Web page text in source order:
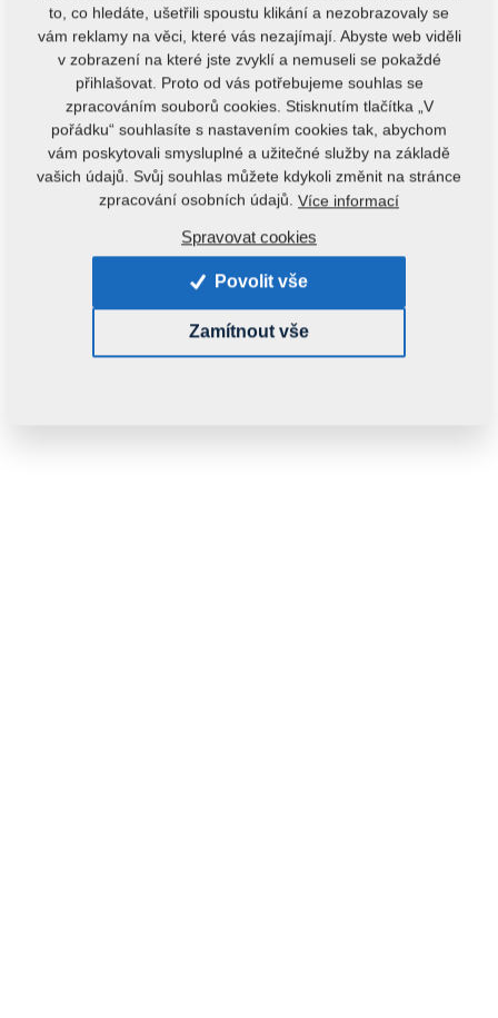
Kód produktu: m71Z2423901
Tento díl je použitelný i pro následující stroje:
10,2200 kg
to, co hledáte, ušetřili spoustu klikání a nezobrazovaly se
vám reklamy na věci, které vás nezajímají. Abyste web viděli
v zobrazení na které jste zvyklí a nemuseli se pokaždé
přihlašovat. Proto od vás potřebujeme souhlas se
zpracováním souborů cookies. Stisknutím tlačítka „V
pořádku“ souhlasíte s nastavením cookies tak, abychom
vám poskytovali smysluplné a užitečné služby na základě
vašich údajů. Svůj souhlas můžete kdykoli změnit na stránce
zpracování osobních údajů. Více informací
Spravovat cookies
Povolit vše
Zamítnout vše